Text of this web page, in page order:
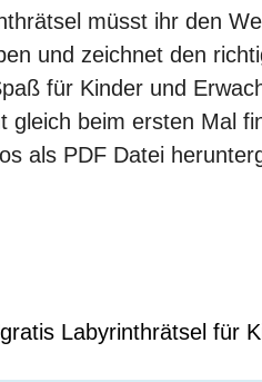
müsst ihr den
und zeichnet den
für Kinder und
gleich beim ersten Mal
als PDF Datei